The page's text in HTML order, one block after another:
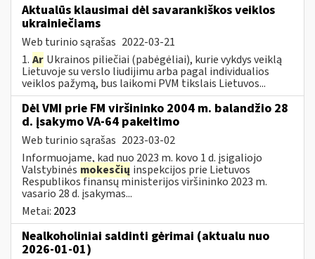
Aktualūs klausimai dėl savarankiškos veiklos
ukrainiečiams
Web turinio sąrašas 2022-03-21
1. Ar Ukrainos piliečiai (pabėgėliai), kurie vykdys veiklą
Lietuvoje su verslo liudijimu arba pagal individualios
veiklos pažymą, bus laikomi PVM tikslais Lietuvos...
Dėl VMI prie FM viršininko 2004 m. balandžio 28
d. įsakymo VA-64 pakeitimo
Web turinio sąrašas 2023-03-02
Informuojame, kad nuo 2023 m. kovo 1 d. įsigaliojo
Valstybinės mokesčių inspekcijos prie Lietuvos
Respublikos finansų ministerijos viršininko 2023 m.
vasario 28 d. įsakymas...
Metai: 2023
Nealkoholiniai saldinti gėrimai (aktualu nuo
2026-01-01)